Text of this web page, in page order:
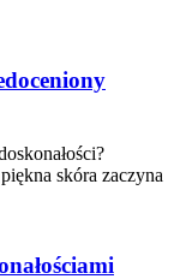
skóra zaczyna